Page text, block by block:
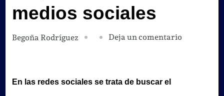
medios sociales
Begoña Rodríguez Deja un comentarioen
En las redes sociales se trata de buscar el